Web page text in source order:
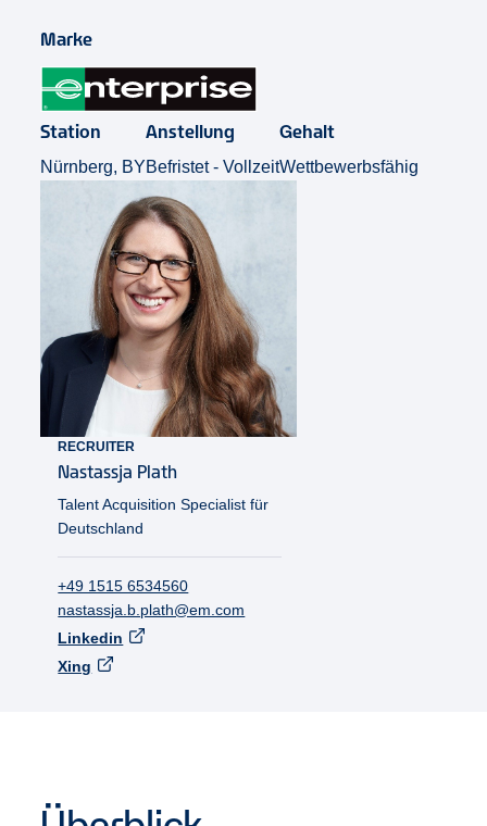
Marke
Station
Nürnberg, BY
Anstellung
Befristet - Vollzeit
Gehalt
Wettbewerbsfähig
RECRUITER
Nastassja Plath
Talent Acquisition Specialist für
Deutschland
+49 1515 6534560
nastassja.b.plath@em.com
Linkedin
Xing